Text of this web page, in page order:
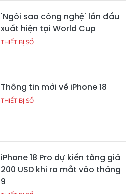
'Ngôi sao công nghệ' lần đầu
xuất hiện tại World Cup
THIẾT BỊ SỐ
Thông tin mới về iPhone 18
THIẾT BỊ SỐ
iPhone 18 Pro dự kiến tăng giá
200 USD khi ra mắt vào tháng
9